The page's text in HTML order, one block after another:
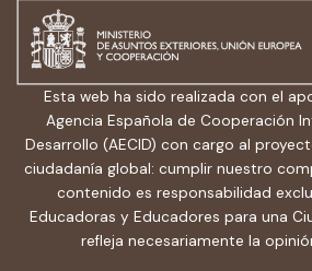
Esta web ha sido realizada con el
Agencia Española de Cooperación
Desarrollo (AECID) con cargo al
ciudadanía global: cumplir nuestro
contenido es responsabilidad
Educadoras y Educadores para una
refleja necesariamente la